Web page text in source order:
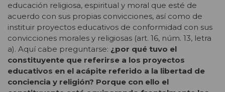
educación religiosa, espiritual y moral que esté de
acuerdo con sus propias convicciones, así como de
instituir proyectos educativos de conformidad con sus
convicciones morales y religiosas (art. 16, núm. 13, letra
a). Aquí cabe preguntarse: ¿por qué tuvo el
constituyente que referirse a los proyectos
educativos en el acápite referido a la libertad de
conciencia y religión? Porque con ello el